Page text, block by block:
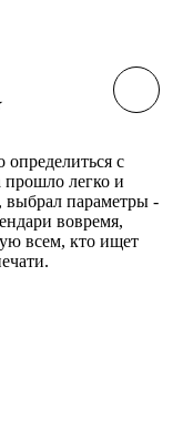
с
прошло легко и
выбрал параметры -
вовремя,
всем, кто ищет